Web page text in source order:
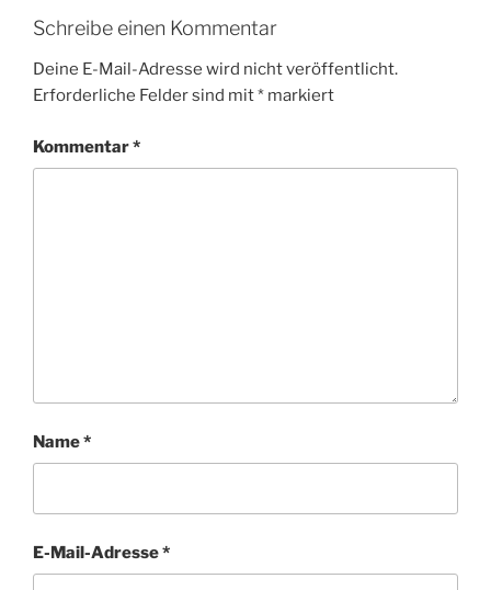
Schreibe einen Kommentar
Deine E-Mail-Adresse wird nicht veröffentlicht.
Erforderliche Felder sind mit* markiert
Kommentar*
Name*
E-Mail-Adresse*